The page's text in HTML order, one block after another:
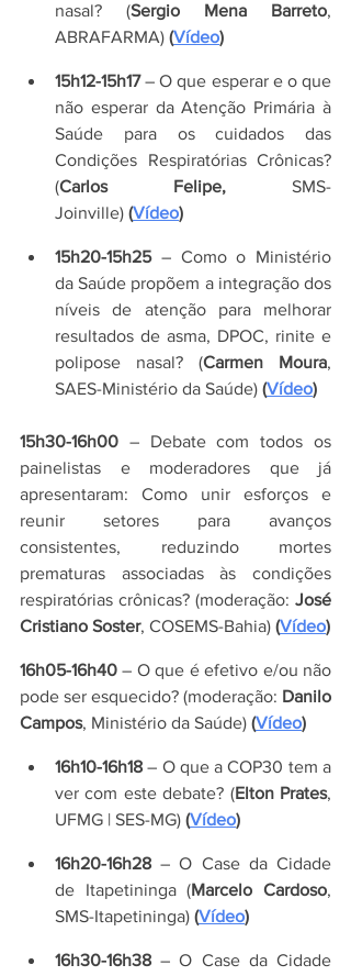
nasal? (Sergio Mena Barreto,
ABRAFARMA) (Vídeo)
15h12-15h17 – O que esperar e o que
não esperar da Atenção Primária à
Saúde para os cuidados das
Condições Respiratórias Crônicas?
(Carlos Felipe, SMS-
Joinville) (Vídeo)
15h20-15h25 – Como o Ministério
da Saúde propõem a integração dos
níveis de atenção para melhorar
resultados de asma, DPOC, rinite e
polipose nasal? (Carmen Moura,
SAES-Ministério da Saúde) (Vídeo)
15h30-16h00 – Debate com todos os
painelistas e moderadores que já
apresentaram: Como unir esforços e
reunir setores para avanços
consistentes, reduzindo mortes
prematuras associadas às condições
respiratórias crônicas? (moderação: José
Cristiano Soster, COSEMS-Bahia) (Vídeo)
16h05-16h40 – O que é efetivo e/ou não
pode ser esquecido? (moderação: Danilo
Campos, Ministério da Saúde) (Vídeo)
16h10-16h18 – O que a COP30 tem a
ver com este debate? (Elton Prates,
UFMG | SES-MG) (Vídeo)
16h20-16h28 – O Case da Cidade
de Itapetininga (Marcelo Cardoso,
SMS-Itapetininga) (Vídeo)
16h30-16h38 – O Case da Cidade